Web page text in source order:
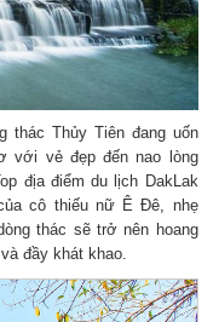
thác Thủy Tiên đang uốn
với vẻ đẹp đến nao lòng
địa điểm du lịch DakLak
cô thiếu nữ Ê Đê, nhẹ
thác sẽ trở nên hoang
đầy khát khao.